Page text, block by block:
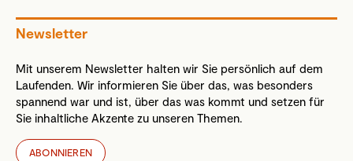
Newsletter
Mit unserem Newsletter halten wir Sie persönlich auf dem
Laufenden. Wir informieren Sie über das, was besonders
spannend war und ist, über das was kommt und setzen für
Sie inhaltliche Akzente zu unseren Themen.
ABONNIEREN